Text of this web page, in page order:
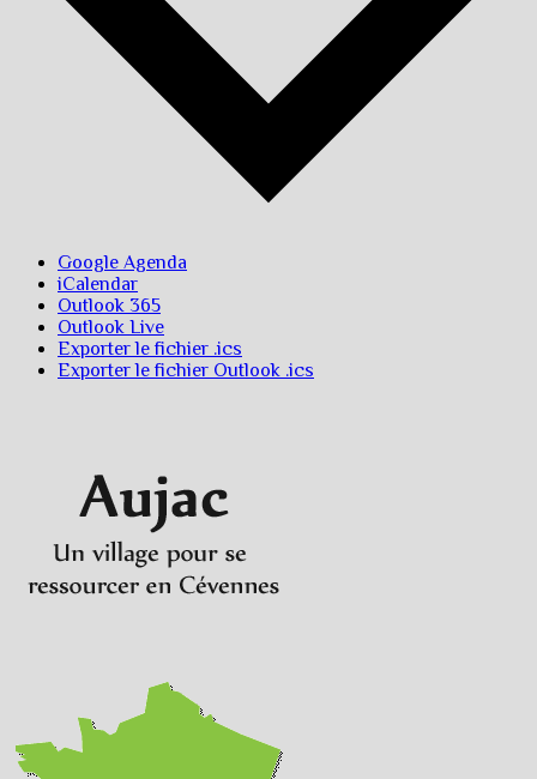
Google Agenda
iCalendar
Outlook 365
Outlook Live
Exporter le fichier .ics
Exporter le fichier Outlook .ics